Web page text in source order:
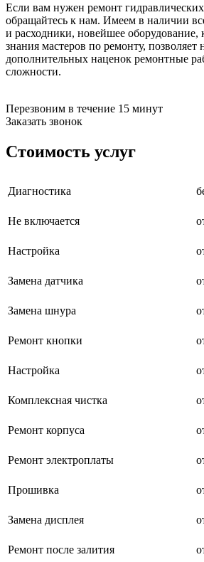
бетоноломов
бетономешалок
безменов
биговщиков
биноклей
блоков диспетчеризации
блоков коммутации
блоков подключения
бормашин
брудеров
cd проигрывателей
cd транспортов
чаеварок
часов настенных
дальномеров
датчиков качества воздуха
датчиков температуры
держателей с беспроводной
детекторов проводки
Если вам нужен ремонт
обращайтесь к нам. Имеем в наличии
и расходники, новейшее оборудование,
знания мастеров по ремонту, позволяет
дополнительных наценок ремонтные
сложности.
Перезвоним в течение 15 минут
Заказать звонок
Стоимость услуг
Диагностика
Не включается
Настройка
Замена датчика
Замена шнура
Ремонт кнопки
Настройка
Комплексная чистка
Ремонт корпуса
Ремонт электроплаты
Прошивка
Замена дисплея
Ремонт после залития